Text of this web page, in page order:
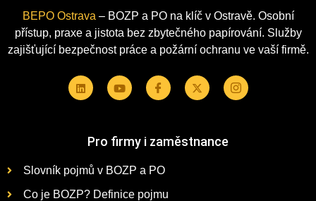
BEPO Ostrava – BOZP a PO na klíč v Ostravě. Osobní
přístup, praxe a jistota bez zbytečného papírování. Služby
zajišťující bezpečnost práce a požární ochranu ve vaší firmě.
Pro firmy i zaměstnance
Slovník pojmů v BOZP a PO
Co je BOZP? Definice pojmu